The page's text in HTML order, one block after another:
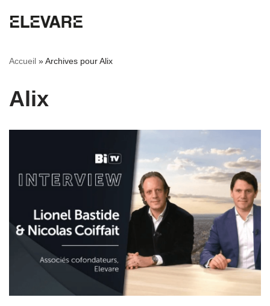
contenu
Accueil »Archives pour Alix
Alix